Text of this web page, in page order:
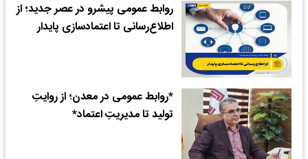
روابط عمومی پیشرو در عصر جدید؛ از
اطلاع‌رسانی تا اعتمادسازی پایدار
*روابط عمومی در معدن؛ از روایتِ
تولید تا مدیریتِ اعتماد*